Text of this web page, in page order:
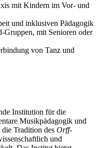
mit Kindern im Vor- und
und inklusiven Pädagogik
mit Senioren oder
von Tanz und
Institution für die
Musikpädagogik und
Tradition des Orff-
und